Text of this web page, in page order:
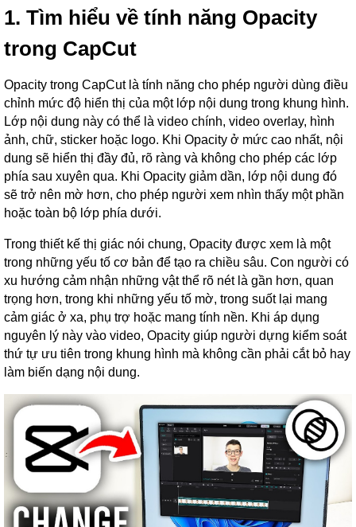
1. Tìm hiểu về tính năng Opacity
trong CapCut
Opacity trong CapCut là tính năng cho phép người dùng điều
chỉnh mức độ hiển thị của một lớp nội dung trong khung hình.
Lớp nội dung này có thể là video chính, video overlay, hình
ảnh, chữ, sticker hoặc logo. Khi Opacity ở mức cao nhất, nội
dung sẽ hiển thị đầy đủ, rõ ràng và không cho phép các lớp
phía sau xuyên qua. Khi Opacity giảm dần, lớp nội dung đó
sẽ trở nên mờ hơn, cho phép người xem nhìn thấy một phần
hoặc toàn bộ lớp phía dưới.
Trong thiết kế thị giác nói chung, Opacity được xem là một
trong những yếu tố cơ bản để tạo ra chiều sâu. Con người có
xu hướng cảm nhận những vật thể rõ nét là gần hơn, quan
trọng hơn, trong khi những yếu tố mờ, trong suốt lại mang
cảm giác ở xa, phụ trợ hoặc mang tính nền. Khi áp dụng
nguyên lý này vào video, Opacity giúp người dựng kiểm soát
thứ tự ưu tiên trong khung hình mà không cần phải cắt bỏ hay
làm biến dạng nội dung.